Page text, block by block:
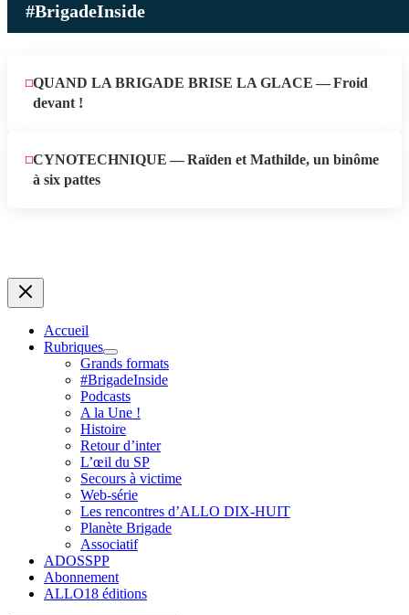
#BrigadeInside
QUAND LA BRIGADE BRISE LA GLACE — Froid
devant !
CYNOTECHNIQUE — Raïden et Mathilde, un binôme
à six pattes
Accueil
Rubriques
Grands formats
#BrigadeInside
Podcasts
A la Une !
Histoire
Retour d’inter
L’œil du SP
Secours à victime
Web-série
Les rencontres d’ALLO DIX-HUIT
Planète Brigade
Associatif
ADOSSPP
Abonnement
ALLO18 éditions